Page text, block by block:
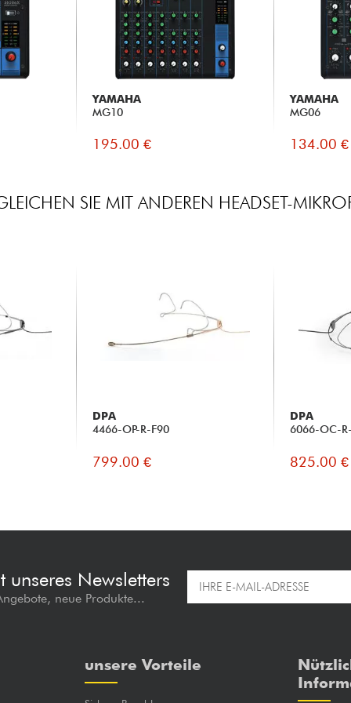
YAMAHA
MG10
195.00 €
YAMAHA
MG06
134.00 €
SIE MIT ANDEREN HEADSET-
DPA
4466-OP-R-F90
799.00 €
DPA
6066-OC-
825.00 €
unseres Newsletters
neue Produkte...
unsere Vorteile